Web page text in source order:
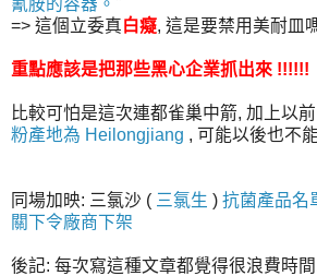
=> 這個立委真白癡, 這是要禁用美耐皿
重點應該是把那些黑心企業抓出來 !!!!!!
比較可怕是這次連都雀巢中箭, 加上以前
粉產地為 Heilongjiang , 可能以後也不
同場加映: 三氯沙 ( 三氯生 ) 抗菌產品名
關下令廠商下架
後記: 每次寫這種文章都覺得很浪費時